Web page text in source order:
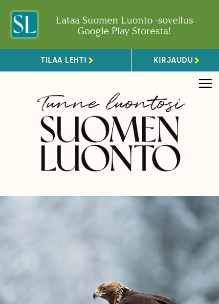
Lataa Suomen Luonto -sovellus
Google Play Storesta!
TILAA LEHTI KIRJAUDU